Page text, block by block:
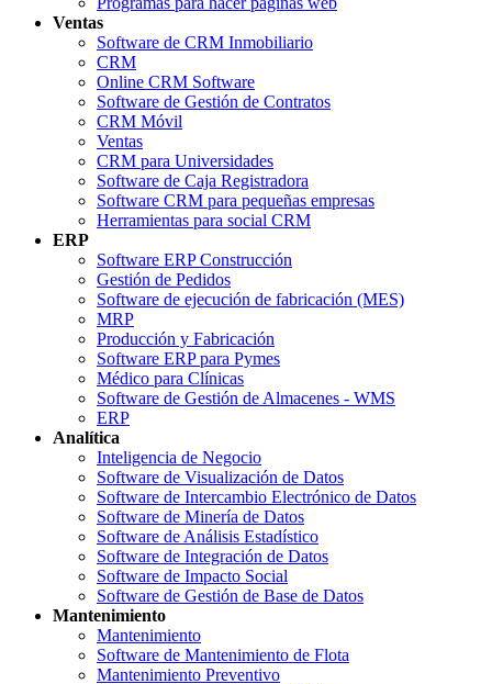
Ventas
Software de CRM Inmobiliario
CRM
Online CRM Software
Software de Gestión de Contratos
CRM Móvil
Ventas
CRM para Universidades
Software de Caja Registradora
Software CRM para pequeñas empresas
Herramientas para social CRM
ERP
Software ERP Construcción
Gestión de Pedidos
Software de ejecución de fabricación (MES)
MRP
Producción y Fabricación
Software ERP para Pymes
Médico para Clínicas
Software de Gestión de Almacenes - WMS
ERP
Analítica
Inteligencia de Negocio
Software de Visualización de Datos
Software de Intercambio Electrónico de Datos
Software de Minería de Datos
Software de Análisis Estadístico
Software de Integración de Datos
Software de Impacto Social
Software de Gestión de Base de Datos
Mantenimiento
Mantenimiento
Software de Mantenimiento de Flota
Mantenimiento Preventivo